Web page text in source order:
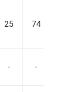
25 74
- -